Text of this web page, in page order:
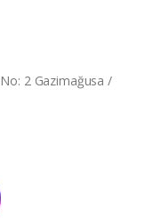
2 Gazimağusa /